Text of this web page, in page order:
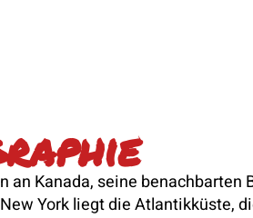
an Kanada, seine
York liegt die Atlantikküste,